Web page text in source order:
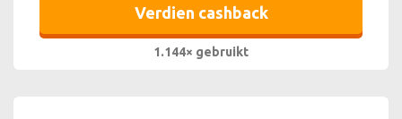
Verdien cashback
1.144× gebruikt